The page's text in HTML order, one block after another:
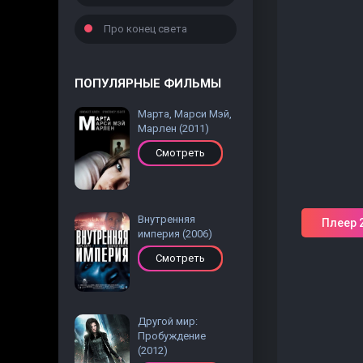
Про конец света
ПОПУЛЯРНЫЕ ФИЛЬМЫ
Марта, Марси Мэй,
Марлен (2011)
Смотреть
Внутренняя
империя (2006)
Смотреть
Другой мир:
Пробуждение
(2012)
Плеер